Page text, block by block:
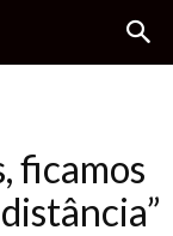
ficamos